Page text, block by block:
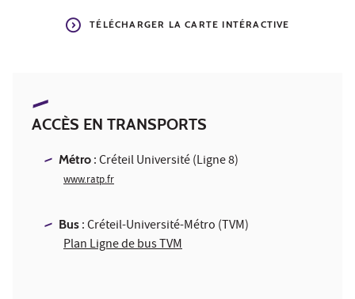
TÉLÉCHARGER LA CARTE INTÉRACTIVE
ACCÈS EN TRANSPORTS
Métro : Créteil Université (Ligne 8)
www.ratp.fr
Bus : Créteil-Université-Métro (TVM)
Plan Ligne de bus TVM